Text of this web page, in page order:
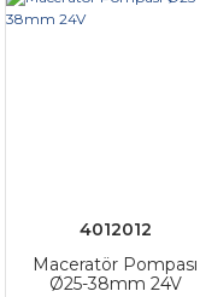
4012012
Maceratör Pompası
Ø25-38mm 24V